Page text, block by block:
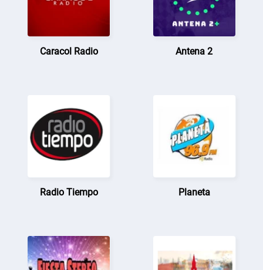
Caracol Radio Antena 2
Radio Tiempo Planeta